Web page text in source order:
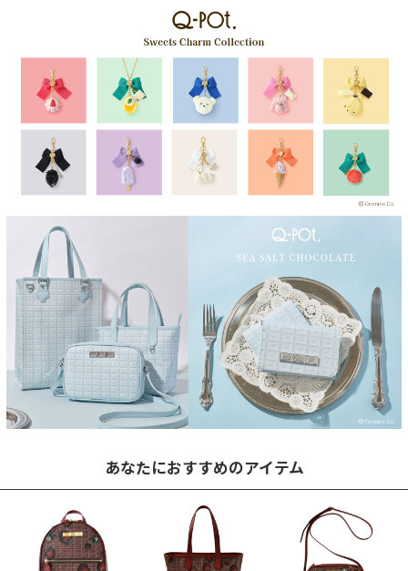
あなたにおすすめのアイテム